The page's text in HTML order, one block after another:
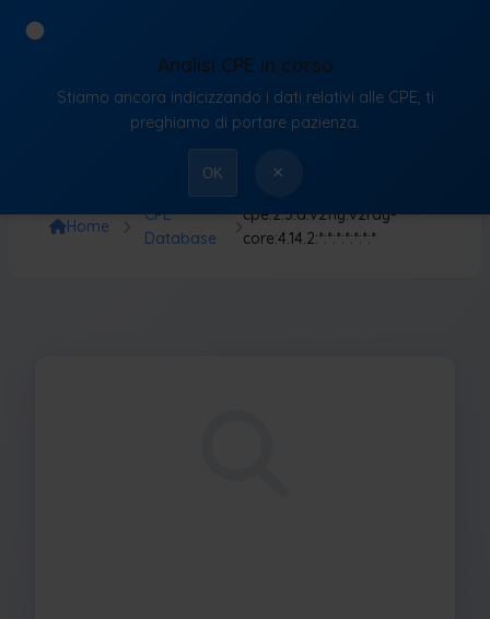
VulnX
Home
CPE
Database
cpe:2.3:a:v2fly:v2ray-
core:4.14.2:*:*:*:*:*:*:*
Analisi CPE in corso
Stiamo ancora indicizzando i dati relativi alle CPE, ti
preghiamo di portare pazienza.
OK ×